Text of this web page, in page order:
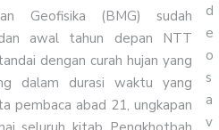
Geofisika (BMG) sudah
awal tahun depan NTT
dengan curah hujan yang
dalam durasi waktu yang
pembaca abad 21, ungkapan
d
e
o
s
a
v